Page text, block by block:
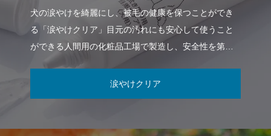
犬の涙やけを綺麗にし、被毛の健康を保つことができ
る「涙やけクリア」目元の汚れにも安心して使うこと
ができる人間用の化粧品工場で製造し、安全性を第一
に考えて開発しております。涙やけクリアは
涙やけクリア